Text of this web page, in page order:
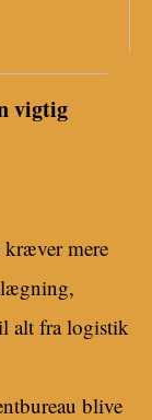
vigtig
mere
alt fra logistik
blive